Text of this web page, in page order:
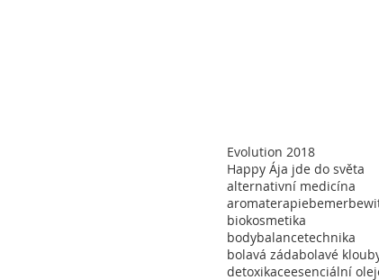
Evolution 2018
Happy Ája jde do světa
alternativní medicína
aromaterapiebemer
biokosmetika
bodybalancetechnika
bolavá zádabolavé
detoxikaceesenciální